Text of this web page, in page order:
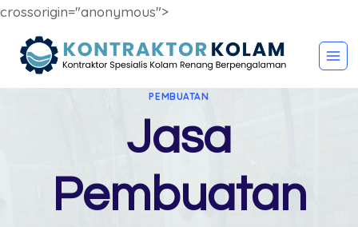
crossorigin="anonymous">
PEMBUATAN
Jasa
Pembuatan